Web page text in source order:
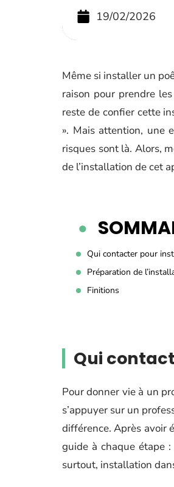
19/02/2026
Même si installer un
raison pour prendre
reste de confier cette
». Mais attention, une
risques sont là. Alors,
de l’installation de cet
Qui contacter pour
Préparation de
Finitions
Qui
Pour donner vie à un
s’appuyer sur un
différence. Après avoir
guide à chaque étape
surtout, installation